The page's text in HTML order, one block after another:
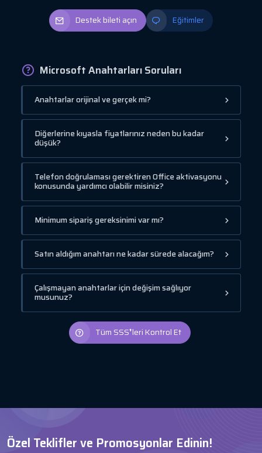
Destek bileti açın Eğitimler
Microsoft Anahtarları Soruları
Anahtarlar orijinal ve gerçek mi?
Diğerlerine kıyasla fiyatlarınız neden bu kadar
düşük?
Telefon doğrulaması gerektiren Office aktivasyonu
konusunda yardımcı olabilir misiniz?
Minimum sipariş gereksinimi var mı?
Satın aldığım anahtarı ne kadar sürede alacağım?
Çalışmayan anahtarlar için değişim sağlıyor
musunuz?
Tüm SSS❜leri Kontrol Et
Özel Teklifler ve Promosyonlar Edinin!